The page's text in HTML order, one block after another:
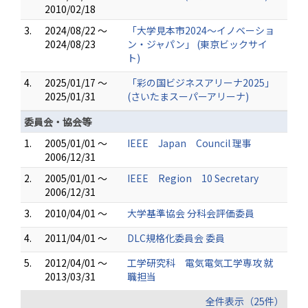
2010/02/18
3.
2024/08/22 ～
2024/08/23
「大学見本市2024～イノベーショ
ン・ジャパン」 (東京ビックサイ
ト)
4.
2025/01/17 ～
2025/01/31
「彩の国ビジネスアリーナ2025」
(さいたまスーパーアリーナ)
委員会・協会等
1.
2005/01/01 ～
2006/12/31
IEEE Japan Council 理事
2.
2005/01/01 ～
2006/12/31
IEEE Region 10 Secretary
3. 2010/04/01 ～
大学基準協会 分科会評価委員
4.
2011/04/01 ～
DLC規格化委員会 委員
5.
2012/04/01 ～
2013/03/31
工学研究科 電気電気工学専攻 就
職担当
全件表示（25件）